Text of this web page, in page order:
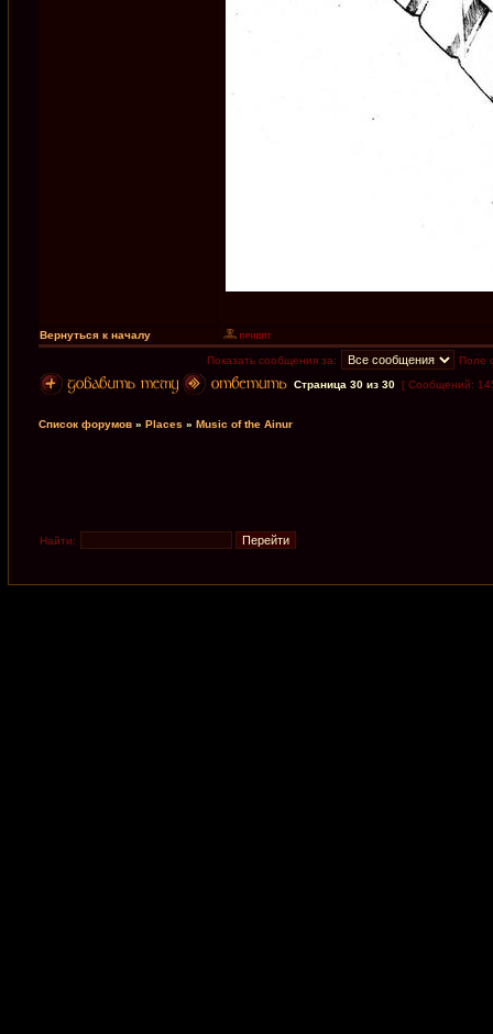
Вернуться к началу
Показать сообщения за:
Поле
Страница 30 из 30 [ Сообщений:
Список форумов » Places » Music of the Ainur
Найти: